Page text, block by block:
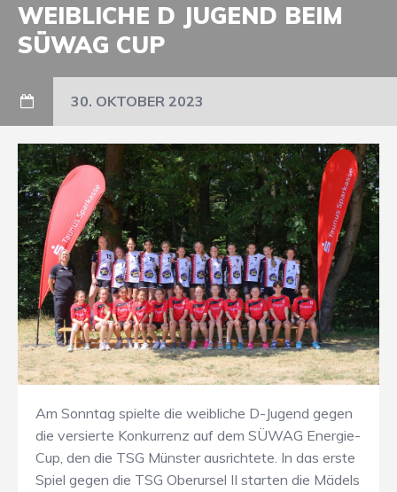
WEIBLICHE D JUGEND BEIM
SÜWAG CUP
30. OKTOBER 2023
Am Sonntag spielte die weibliche D-Jugend gegen
die versierte Konkurrenz auf dem SÜWAG Energie-
Cup, den die TSG Münster ausrichtete. In das erste
Spiel gegen die TSG Oberursel II starten die Mädels